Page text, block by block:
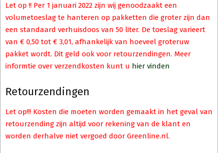
Let op !! Per 1 januari 2022 zijn wij genoodzaakt een
volumetoeslag te hanteren op pakketten die groter zijn dan
een standaard verhuisdoos van 50 liter. De toeslag varieert
van € 0,50 tot € 3,01, afhankelijk van hoeveel groteruw
pakket wordt. Dit geld ook voor retourzendingen. Meer
informtie over verzendkosten kunt u hier vinden
Retourzendingen
Let op!!! Kosten die moeten worden gemaakt in het geval van
retourzending zijn altijd voor rekening van de klant en
worden derhalve niet vergoed door Greenline.nl.